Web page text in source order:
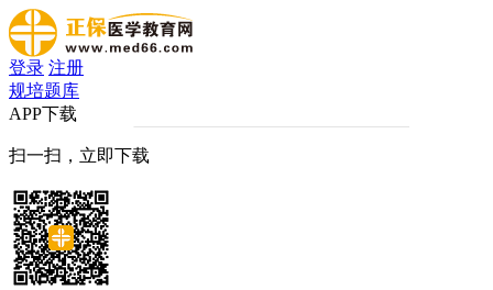
登录 注册
规培题库
APP下载
扫一扫，立即下载